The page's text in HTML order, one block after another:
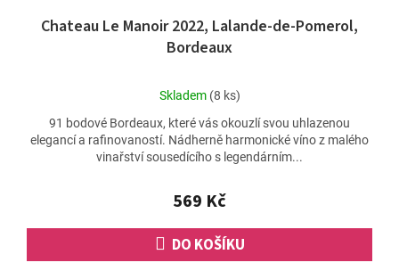
Chateau Le Manoir 2022, Lalande-de-Pomerol,
Bordeaux
Průměrné
produktu
je
5,0
5
hvězdiček.
Skladem (8 ks)
569 Kč
DO KOŠÍKU
91 bodové Bordeaux, které vás okouzlí svou uhlazenou
elegancí a rafinovaností. Nádherně harmonické víno z malého
vinařství sousedícího s legendárním...